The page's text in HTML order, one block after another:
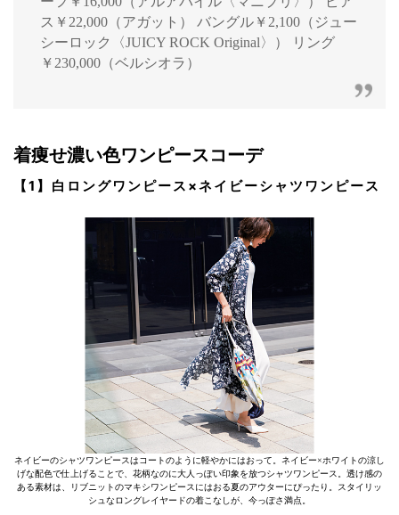
ス￥22,000（アガット） バングル￥2,100（ジュー
シーロック〈JUICY ROCK Original〉） リング
￥230,000（ベルシオラ）
着痩せ濃い色ワンピースコーデ
【1】白ロングワンピース×ネイビーシャツワンピース
ネイビーのシャツワンピースはコートのように軽やかにはおって。ネイビー×ホワイトの涼し
げな配色で仕上げることで、花柄なのに大人っぽい印象を放つシャツワンピース。透け感の
ある素材は、リブニットのマキシワンピースにはおる夏のアウターにぴったり。スタイリッ
シュなロングレイヤードの着こなしが、今っぽさ満点。